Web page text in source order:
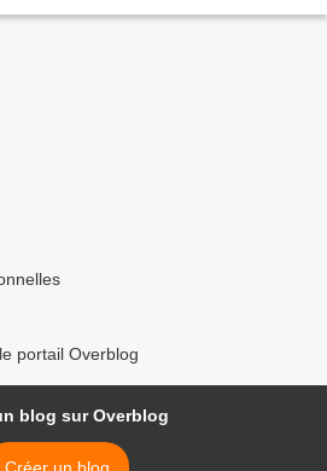
portail Overblog
blog sur Overblog